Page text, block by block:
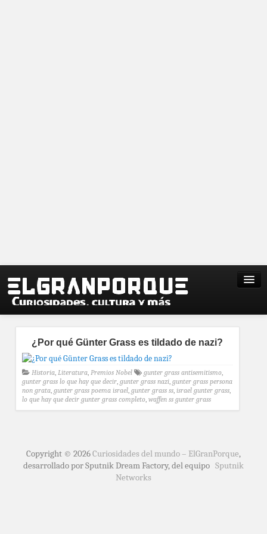
¿Por qué Günter Grass es tildado de nazi?
Historia, Literatura, Premios Nobel gunter grass antisemitismo,
gunter grass lo que hay que decir, gunter grass nazi, gunter grass persona
non grata, gunter grass poema israel, gunter grass ss, israel gunter grass,
lo que hay que decir gunter grass completo, waffen ss gunter grass
Copyright © 2026Curiosidades del mundo – ElGranPorque,
desarrollado por Sputnik Dream Factory, del equipo Sputnik
Networks